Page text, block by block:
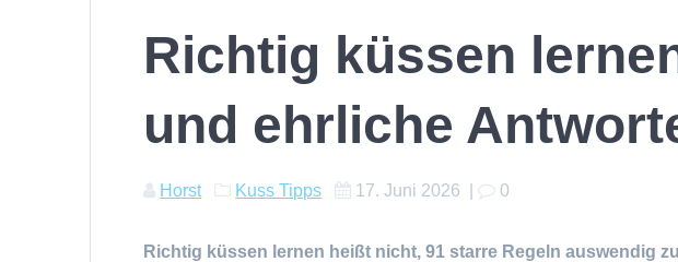
Richtig küssen
und ehrliche
Horst Kuss Tipps 17. Juni 2026 | 0
Richtig küssen lernen heißt nicht, 91 starre Regeln auswendig